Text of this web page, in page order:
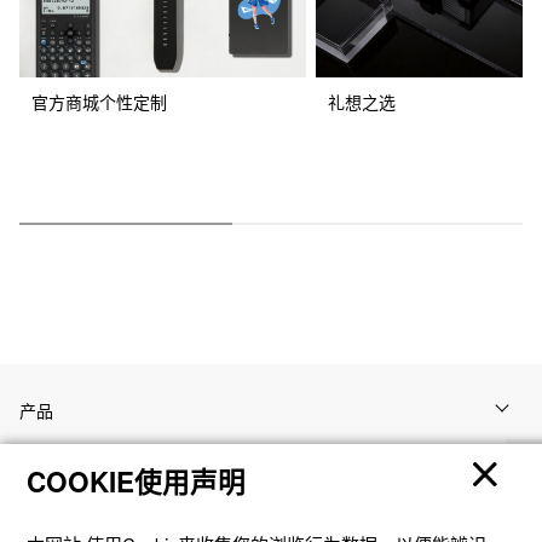
官方商城个性定制 礼想之选
产品
客户支持
COOKIE使用声明